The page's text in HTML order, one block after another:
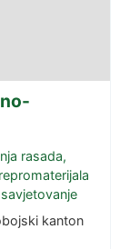
rasada,
kanton